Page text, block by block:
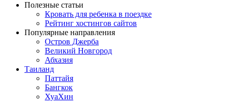
Полезные статьи
Кровать для ребенка в поездке
Рейтинг хостингов сайтов
Популярные направления
Остров Джерба
Великий Новгород
Абхазия
Таиланд
Паттайя
Бангкок
ХуаХин